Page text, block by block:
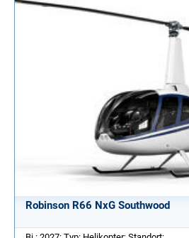
Robinson R66 NxG Southwood